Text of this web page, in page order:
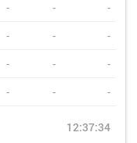
- - -
- - -
- - -
- - -
12:37:34